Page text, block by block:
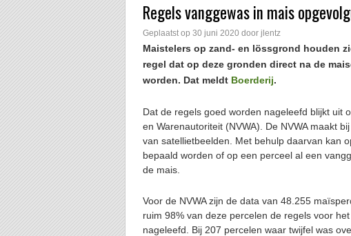
Regels vanggewas in mais
Geplaatst op 30 juni 2020 door jlentz
Maistelers op zand- en lössgrond houden
regel dat op deze gronden direct na de
worden. Dat meldt Boerderij.
Dat de regels goed worden nageleefd blijkt uit
en Warenautoriteit (NVWA). De NVWA maakt
van satellietbeelden. Met behulp daarvan kan
bepaald worden of op een perceel al een
de mais.
Voor de NVWA zijn de data van 48.255
ruim 98% van deze percelen de regels voor
nageleefd. Bij 207 percelen waar twijfel was